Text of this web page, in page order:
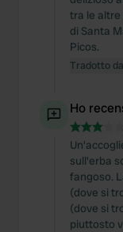
tra le altre
di Santa
Picos.
Tradotto
Ho
sull'erba
fangoso.
(dove si
(dove si
piuttosto